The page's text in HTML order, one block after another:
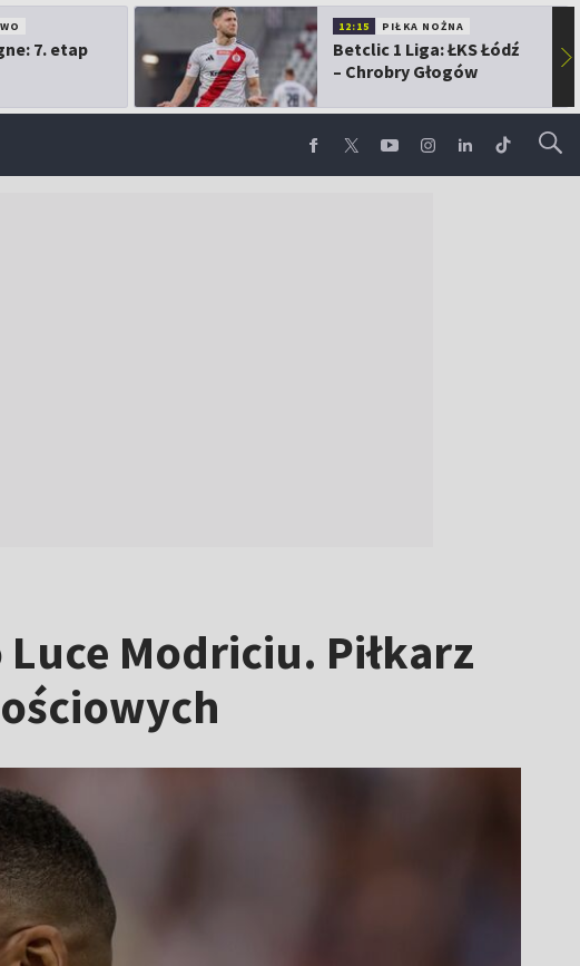
7. etap
12:15 PIŁKA NOŻNA
Betclic 1 Liga: ŁKS Łódź
– Chrobry Głogów
▶
Modriciu. Piłkarz